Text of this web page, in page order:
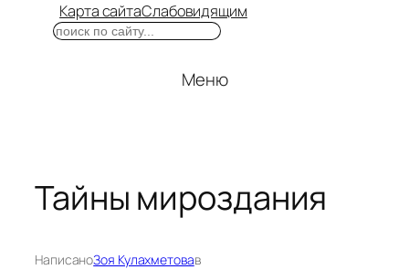
Карта сайтаСлабовидящим
Поиск
Меню
Тайны мироздания
НаписаноЗоя Кулахметовав